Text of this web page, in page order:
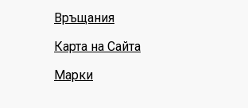
Връщания
Карта на Сайта
Марки